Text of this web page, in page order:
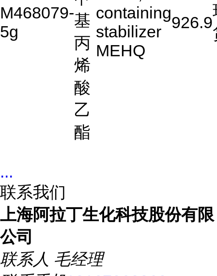
M468079-
5g
基
丙
烯
酸
乙
酯
containing
stabilizer
MEHQ
926.9
...
联系我们
上海阿拉丁生化科技股份有限
公司
联系人 毛经理